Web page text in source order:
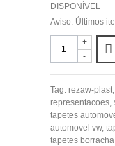
DISPONÍVEL
Aviso: Últimos
-
+
Tag: rezaw-plast,
representacoes,
tapetes
automovel vw,
tapetes